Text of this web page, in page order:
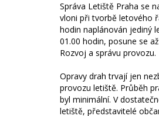
Správa Letiště Praha se
vloni při tvorbě letového
hodin naplánován jediný
01.00 hodin, posune se
Rozvoj a správu provozu.
Opravy drah trvají jen
provozu letiště. Průběh
byl minimální. V
letiště, představitelé